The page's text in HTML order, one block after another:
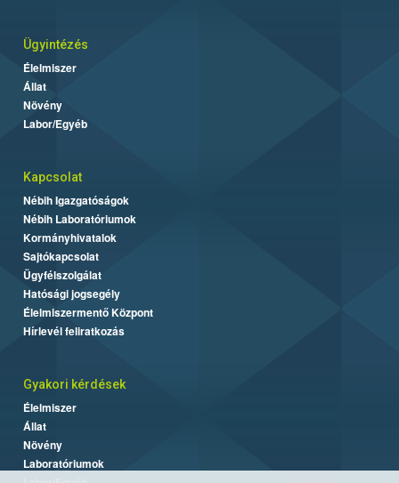
Ügyintézés
Élelmiszer
Állat
Növény
Labor/Egyéb
Kapcsolat
Nébih Igazgatóságok
Nébih Laboratóriumok
Kormányhivatalok
Sajtókapcsolat
Ügyfélszolgálat
Hatósági jogsegély
Élelmiszermentő Központ
Hírlevél feliratkozás
Gyakori kérdések
Élelmiszer
Állat
Növény
Laboratóriumok